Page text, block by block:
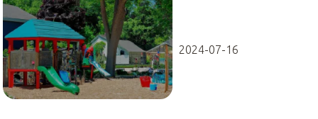
zabawy
2024-07-16